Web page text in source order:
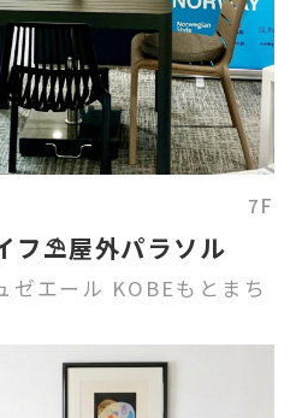
7F
フ⛱️屋外パラソル
ゼエール KOBEもとまち